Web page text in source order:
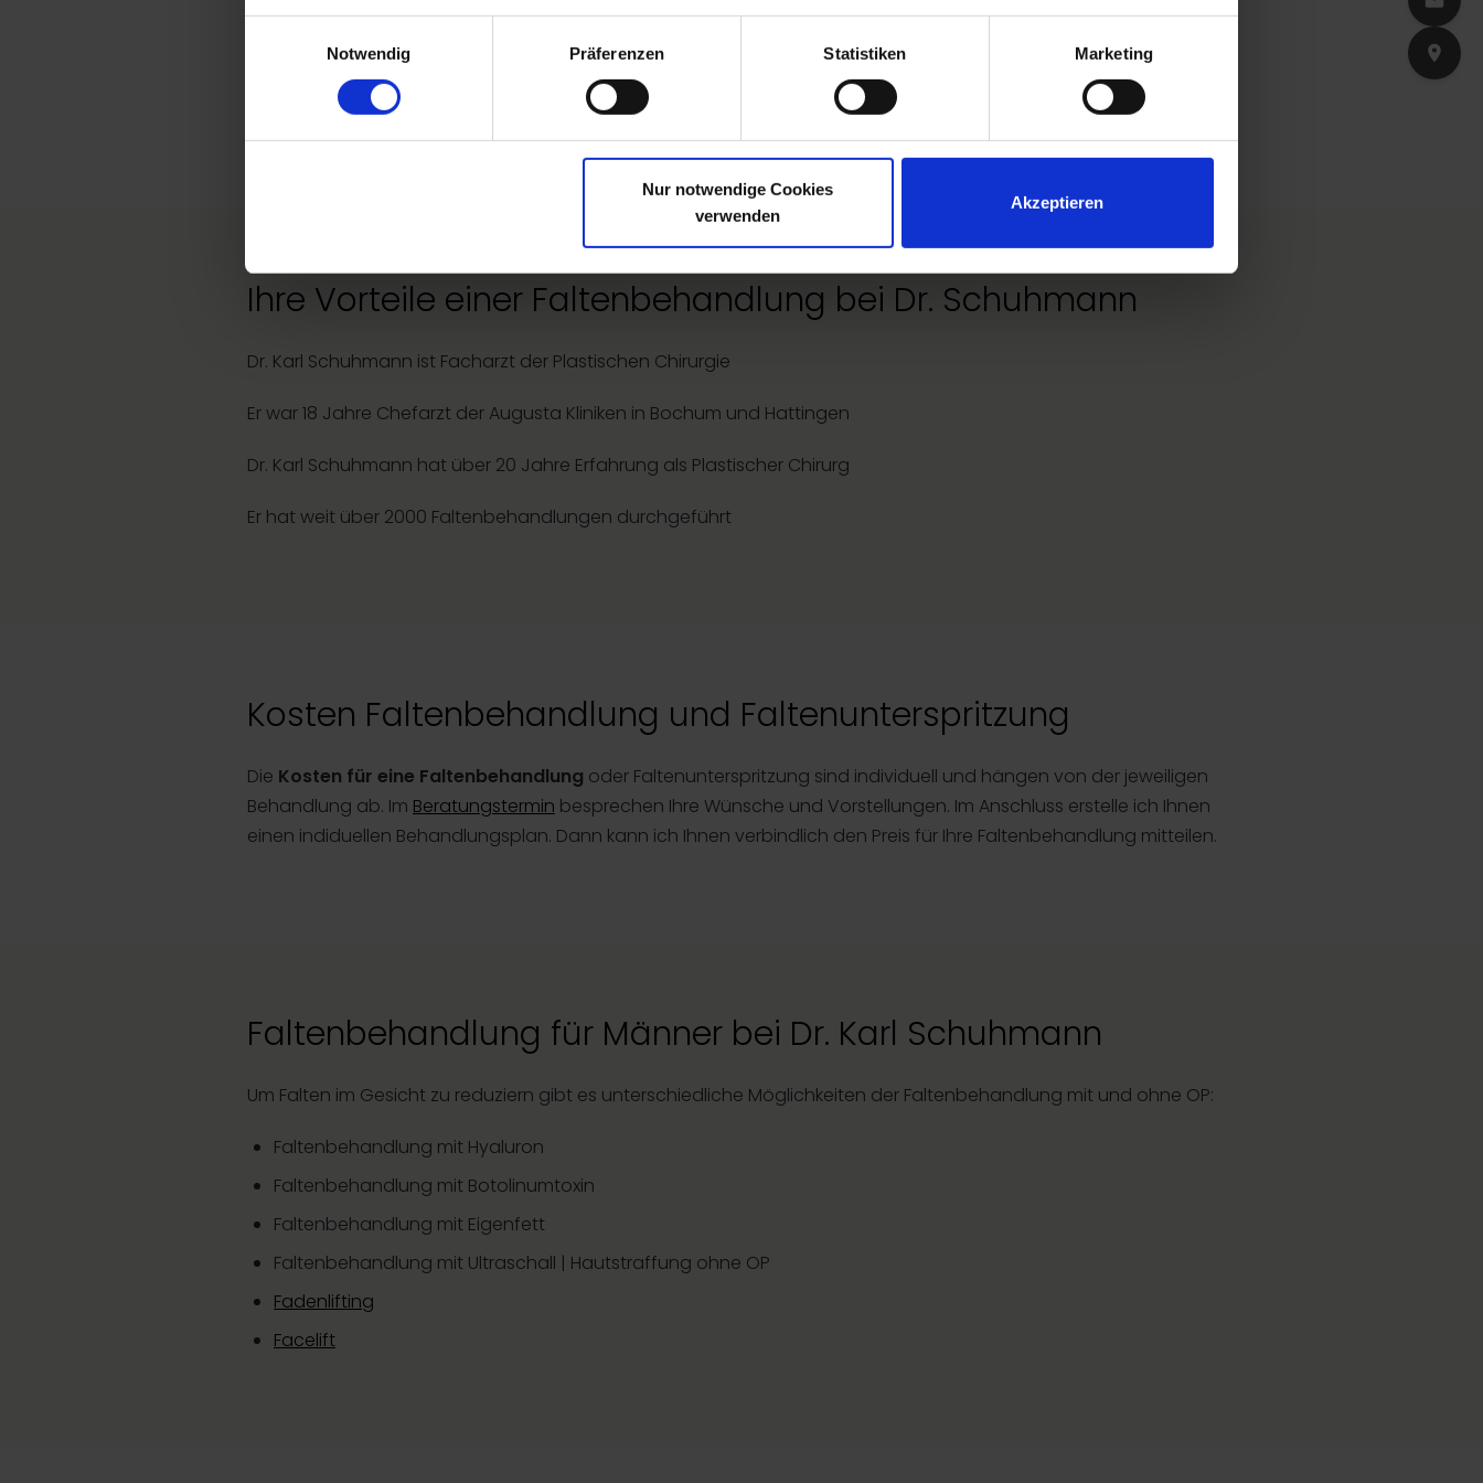
Notwendig
Präferenzen Statistiken Marketing
Nur notwendige Cookies
verwenden
Akzeptieren
Sie möchten sich jugendlicher und frischer fühlen? Mit Ihrer individuellen Faltenbehandlung
Faltenunterspritzung
können wir Ihr Gesicht straffen, Falten reduzieren oder auch die
straffen. Dr.
Schuhmann bietet Ihnen eine
vertrauensvolle Behandlung von Mann zu Mann
Ihre Vorteile einer Faltenbehandlung bei Dr. Schuhmann
Dr. Karl Schuhmann ist Facharzt der Plastischen Chirurgie
Er war 18 Jahre Chefarzt der Augusta Kliniken in Bochum und Hattingen
Dr. Karl Schuhmann hat über 20 Jahre Erfahrung als Plastischer Chirurg
Er hat weit über 2000 Faltenbehandlungen durchgeführt
Kosten Faltenbehandlung und Faltenunterspritzung
Die Kosten für eine Faltenbehandlung oder Faltenunterspritzung sind individuell und hängen von der jeweiligen
Behandlung ab. Im Beratungstermin besprechen Ihre Wünsche und Vorstellungen. Im Anschluss erstelle ich Ihnen
einen indiduellen Behandlungsplan. Dann kann ich Ihnen verbindlich den Preis für Ihre Faltenbehandlung mitteilen.
Faltenbehandlung für Männer bei Dr. Karl Schuhmann
Um Falten im Gesicht zu reduziern gibt es unterschiedliche Möglichkeiten der Faltenbehandlung mit und ohne OP:
Faltenbehandlung mit Hyaluron
Faltenbehandlung mit Botolinumtoxin
Faltenbehandlung mit Eigenfett
Faltenbehandlung mit Ultraschall | Hautstraffung ohne OP
Fadenlifting
Facelift